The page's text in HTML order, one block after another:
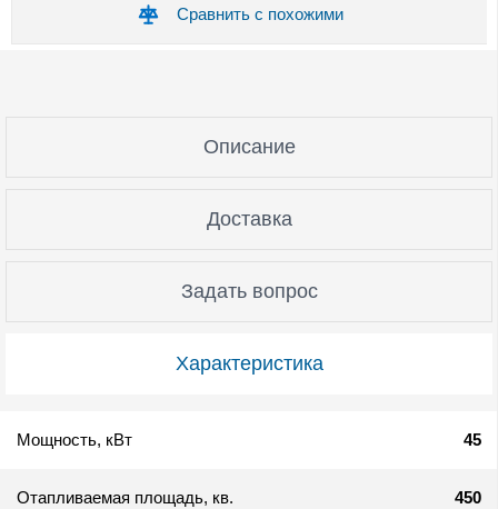
Сравнить с похожими
Характеристика
Описание
Доставка
Задать вопрос
Мощность, кВт 45
Отапливаемая площадь, кв.
450